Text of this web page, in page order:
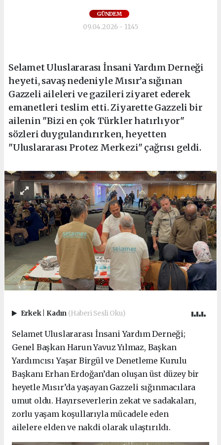
GÜNDEM
09.04.2026 - 11:45
Selamet Uluslararası İnsani Yardım Derneği
heyeti, savaş nedeniyle Mısır’a sığınan
Gazzeli aileleri ve gazileri ziyaret ederek
emanetleri teslim etti. Ziyarette Gazzeli bir
ailenin "Bizi en çok Türkler hatırlıyor"
sözleri duygulandırırken, heyetten
"Uluslararası Protez Merkezi" çağrısı geldi.
Erkek Kadın (Haberi Sesli Oku)
Selamet Uluslararası İnsani Yardım Derneği;
Genel Başkan Harun Yavuz Yılmaz, Başkan
Yardımcısı Yaşar Birgül ve Denetleme Kurulu
Başkanı Erhan Erdoğan’dan oluşan üst düzey bir
heyetle Mısır’da yaşayan Gazzeli sığınmacılara
umut oldu. Hayırseverlerin zekat ve sadakaları,
zorlu yaşam koşullarıyla mücadele eden
ailelere elden ve nakdi olarak ulaştırıldı.